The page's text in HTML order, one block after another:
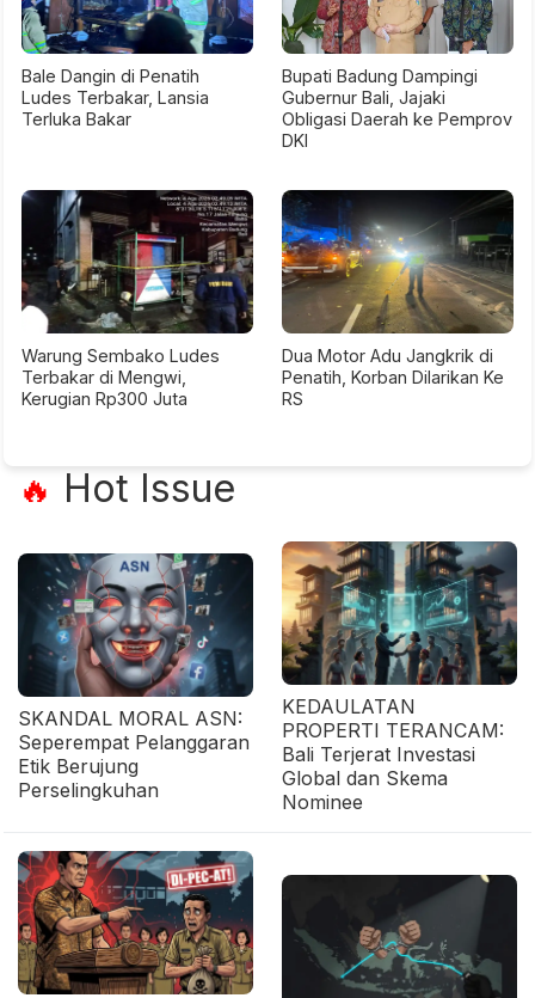
Bale Dangin di Penatih
Ludes Terbakar, Lansia
Terluka Bakar
Bupati Badung Dampingi
Gubernur Bali, Jajaki
Obligasi Daerah ke Pemprov
DKI
Warung Sembako Ludes
Terbakar di Mengwi,
Kerugian Rp300 Juta
Dua Motor Adu Jangkrik di
Penatih, Korban Dilarikan Ke
RS
🔥 Hot Issue
SKANDAL MORAL ASN:
Seperempat Pelanggaran
Etik Berujung
Perselingkuhan
KEDAULATAN
PROPERTI TERANCAM:
Bali Terjerat Investasi
Global dan Skema
Nominee